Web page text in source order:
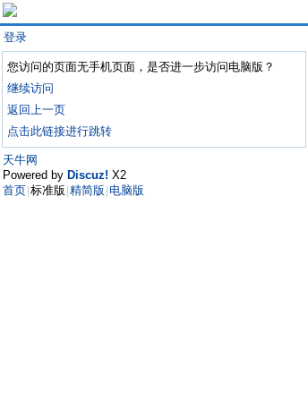
登录
您访问的页面无手机页面，是否进一步访问电脑版？
继续访问
返回上一页
点击此链接进行跳转
天牛网
Powered by Discuz! X2
首页 标准版 精简版 电脑版